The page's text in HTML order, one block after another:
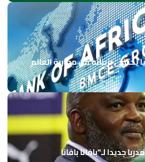
يحتفي بزبنائه من مغاربة العالم
جديدا لـ"بافانا بافانا